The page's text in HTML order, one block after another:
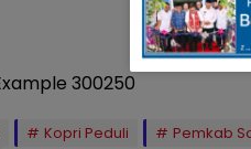
Kopri Peduli
Pemkab